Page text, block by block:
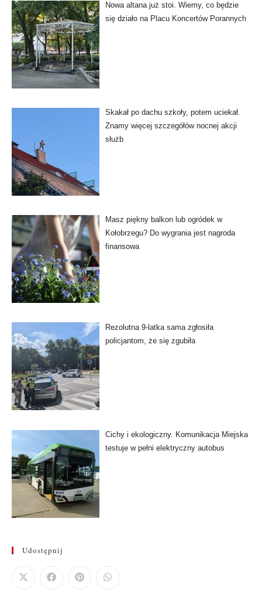
Nowa altana już stoi. Wiemy, co będzie
się działo na Placu Koncertów Porannych
Skakał po dachu szkoły, potem uciekał.
Znamy więcej szczegółów nocnej akcji
służb
Masz piękny balkon lub ogródek w
Kołobrzegu? Do wygrania jest nagroda
finansowa
Rezolutna 9-latka sama zgłosiła
policjantom, że się zgubiła
Cichy i ekologiczny. Komunikacja Miejska
testuje w pełni elektryczny autobus
Udostępnij